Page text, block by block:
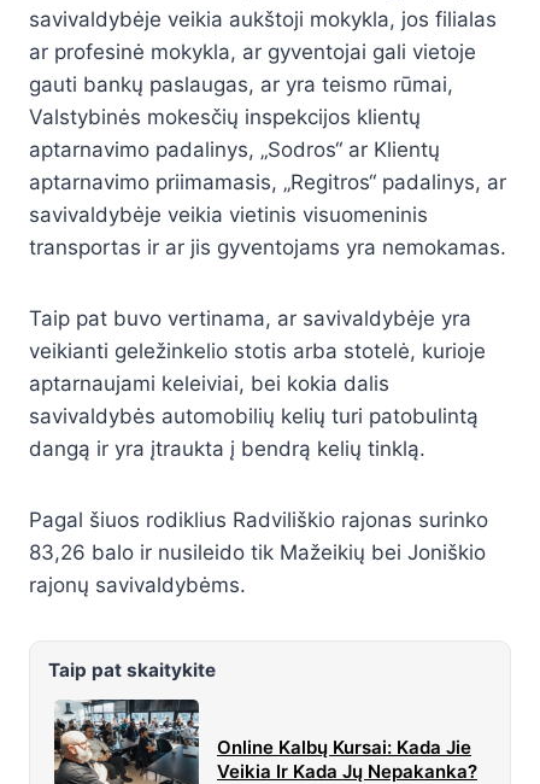
savivaldybėje veikia aukštoji mokykla, jos filialas
ar profesinė mokykla, ar gyventojai gali vietoje
gauti bankų paslaugas, ar yra teismo rūmai,
Valstybinės mokesčių inspekcijos klientų
aptarnavimo padalinys, „Sodros“ ar Klientų
aptarnavimo priimamasis, „Regitros“ padalinys, ar
savivaldybėje veikia vietinis visuomeninis
transportas ir ar jis gyventojams yra nemokamas.
Taip pat buvo vertinama, ar savivaldybėje yra
veikianti geležinkelio stotis arba stotelė, kurioje
aptarnaujami keleiviai, bei kokia dalis
savivaldybės automobilių kelių turi patobulintą
dangą ir yra įtraukta į bendrą kelių tinklą.
Pagal šiuos rodiklius Radviliškio rajonas surinko
83,26 balo ir nusileido tik Mažeikių bei Joniškio
rajonų savivaldybėms.
Taip pat skaitykite
Online Kalbų Kursai: Kada Jie
Veikia Ir Kada Jų Nepakanka?